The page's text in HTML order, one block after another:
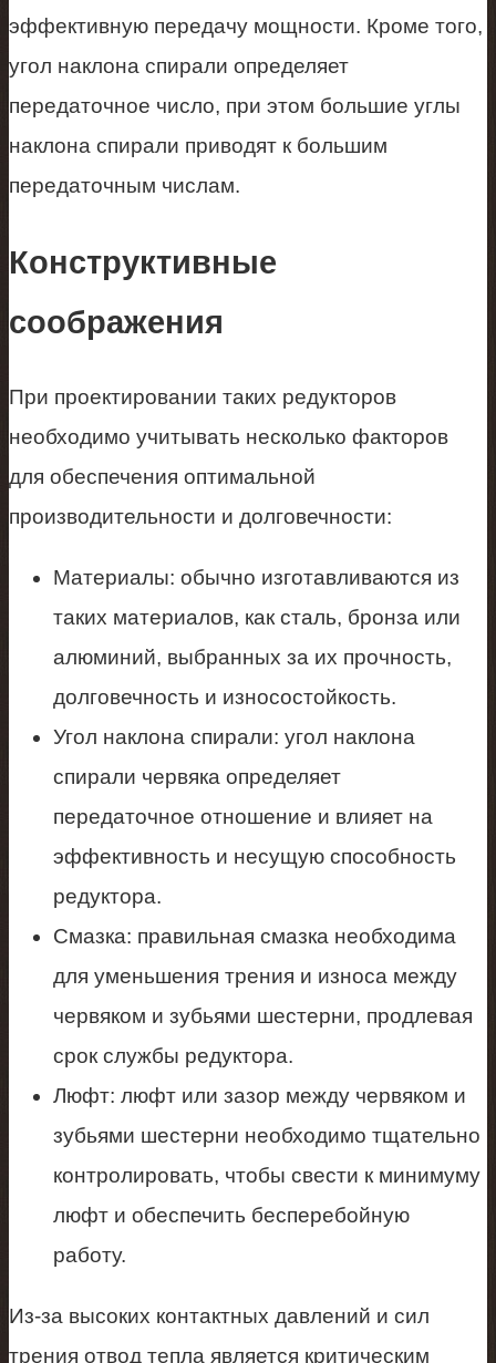
эффективную передачу мощности. Кроме того,
угол наклона спирали определяет
передаточное число, при этом большие углы
наклона спирали приводят к большим
передаточным числам.
Конструктивные
соображения
При проектировании таких редукторов
необходимо учитывать несколько факторов
для обеспечения оптимальной
производительности и долговечности:
Материалы: обычно изготавливаются из
таких материалов, как сталь, бронза или
алюминий, выбранных за их прочность,
долговечность и износостойкость.
Угол наклона спирали: угол наклона
спирали червяка определяет
передаточное отношение и влияет на
эффективность и несущую способность
редуктора.
Смазка: правильная смазка необходима
для уменьшения трения и износа между
червяком и зубьями шестерни, продлевая
срок службы редуктора.
Люфт: люфт или зазор между червяком и
зубьями шестерни необходимо тщательно
контролировать, чтобы свести к минимуму
люфт и обеспечить бесперебойную
работу.
Из-за высоких контактных давлений и сил
трения отвод тепла является критическим